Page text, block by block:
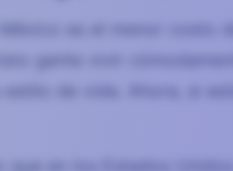
gente vivir
que en los Estados